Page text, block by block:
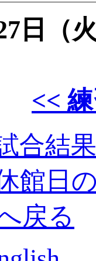
日（
<<
合結果
館日
戻る